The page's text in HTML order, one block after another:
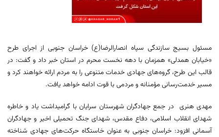
مسئول بسیج سازندگی سپاه انصارالرضا(ع) خراسان جنوبی از اجرای طرح
«خیابان همدلی» همزمان با دهه نخست محرم در استان خبر داد و گفت: در
قالب این طرح، گروه‌های جهادی خدمات متنوعی را به مردم ارائه خواهند کرد و
مسیر خدمت‌رسانی مؤمنانه و مردمی با قوت ادامه خواهد یافت.
مهدی هنری در جمع جهادگران شهرستان سرایان با گرامیداشت یاد و خاطره
شهدای انقلاب اسلامی، دفاع مقدس، شهدای جنگ تحمیلی اخیر و جهادگران
آسمانی افزود: خراسان جنوبی به عنوان خاستگاه حرکت‌های جهادی شناخته